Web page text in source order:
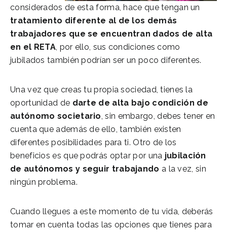
considerados de esta forma, hace que tengan un
tratamiento diferente al de los demás
trabajadores que se encuentran dados de alta
en el RETA, por ello, sus condiciones como
jubilados también podrían ser un poco diferentes.
Una vez que creas tu propia sociedad, tienes la
oportunidad de darte de alta bajo condición de
autónomo societario, sin embargo, debes tener en
cuenta que además de ello, también existen
diferentes posibilidades para ti. Otro de los
beneficios es que podrás optar por una jubilación
de autónomos y seguir trabajando a la vez, sin
ningún problema.
Cuando llegues a este momento de tu vida, deberás
tomar en cuenta todas las opciones que tienes para